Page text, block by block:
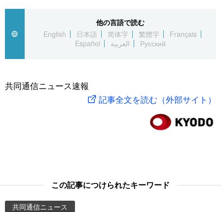
العربية
社会
旅と暮らし
社会
文化
科学・技術
暮らし
お知らせ
他の言語で読む
English
日本語 简体字 繁體字
Français
Español
العربية Русский
共同通信ニュース速報
記事全文を読む（外部サイト）
この記事につけられたキーワード
共同通信ニュース